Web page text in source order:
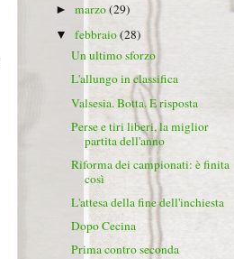
►marzo(29)
▼febbraio(28)
Un ultimo sforzo
L'allungo in classifica
Valsesia. Botta. E risposta
Perse e tiri liberi, la miglior
partita dell'anno
Riforma dei campionati: è finita
così
L'attesa della fine dell'inchiesta
Dopo Cecina
Prima contro seconda